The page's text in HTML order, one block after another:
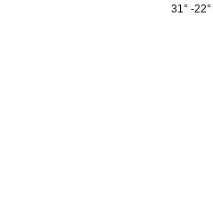
22°- 31°